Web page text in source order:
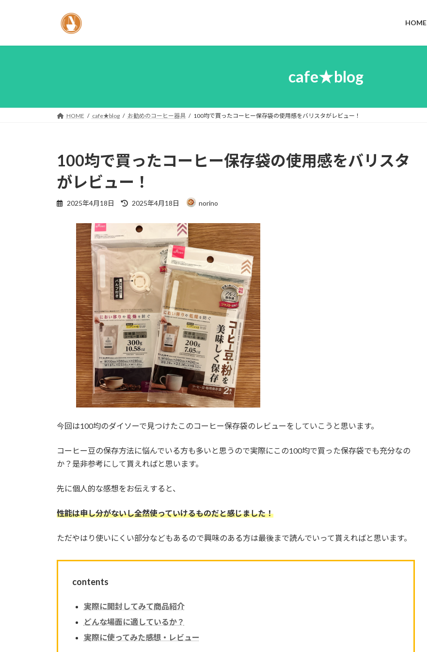
プ
動
HOME
cafe★blog
HOME cafe★blog お勧めのコーヒー器具 100均で買ったコーヒー保存袋の使用感をバリスタがレビュー！
100均で買ったコーヒー保存袋の使用感をバリスタ
がレビュー！
2025年4月18日
最
新
日
時
2025年4月18日 norino
今回は100均のダイソーで見つけたこのコーヒー保存袋のレビューをしていこうと思います。
コーヒー豆の保存方法に悩んでいる方も多いと思うので実際にこの100均で買った保存袋でも充分なの
か？是非参考にして貰えればと思います。
先に個人的な感想をお伝えすると、
性能は申し分がないし全然使っていけるものだと感じました！
ただやはり使いにくい部分などもあるので興味のある方は最後まで読んでいって貰えればと思います。
contents
実際に開封してみて商品紹介
どんな場面に適しているか？
実際に使ってみた感想・レビュー